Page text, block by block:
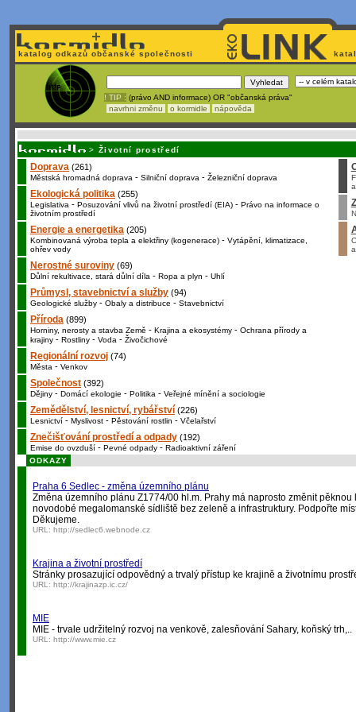
katalog odkazů občanské společnosti
! TIP : (právo AND informace) OR "občanská práva"
navrhni změnu
o kormidle nápověda
> Životní prostředí
Doprava (261)
Městská hromadná doprava - Silniční doprava - Železniční doprava
Ekologická politika (255)
Legislativa - Posuzování vlivů na životní prostředí (EIA) - Právo na informace o
životním prostředí
Energie a energetika (205)
Kombinovaná výroba tepla a elektřiny (kogenerace) - Vytápění, klimatizace,
ohřev vody
Nerostné suroviny (69)
Důlní rekultivace, stará důlní díla - Ropa a plyn - Uhlí
Průmysl, stavebnictví a služby (94)
Geologické služby - Obaly a distribuce - Stavebnictví
Příroda (899)
Horniny, nerosty a stavba Země - Krajina a ekosystémy - Ochrana přírody a
krajiny - Rostliny - Voda - Živočichové
Regionální rozvoj (74)
Města - Venkov
Společnost (392)
Dějiny - Domácí ekologie - Politika - Veřejné mínění a sociologie
Zemědělství, lesnictví, rybářství (226)
Lesnictví - Myslivost - Pěstování rostlin - Včelařství
Znečišťování prostředí a odpady (192)
Emise do ovzduší - Pevné odpady - Radioaktivní záření
ODKAZY
Praha 6 Sedlec - změna územního plánu
Změna územního plánu Z1774/00 hl.m. Prahy má naprosto změnit
novodobé megalomanské sídliště bez zeleně a infrastruktury. Podpořte
Děkujeme.
URL: http://sedlec6.webnode.cz
Krajina a životní prostředí
Stránky prosazující odpovědný a trvalý přístup ke krajině a životnímu
URL: http://krajinazp.ic.cz/
MIE
MIE - trvale udržitelný rozvoj na venkově, zalesňování Sahary, koňský trh,..
URL: http://www.mie.cz